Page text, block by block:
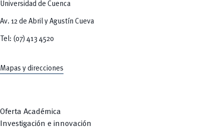
Universidad de Cuenca
Av. 12 de Abril y Agustín Cueva
Tel: (07) 413 4520
Mapas y direcciones
Oferta Académica
Investigación e innovación